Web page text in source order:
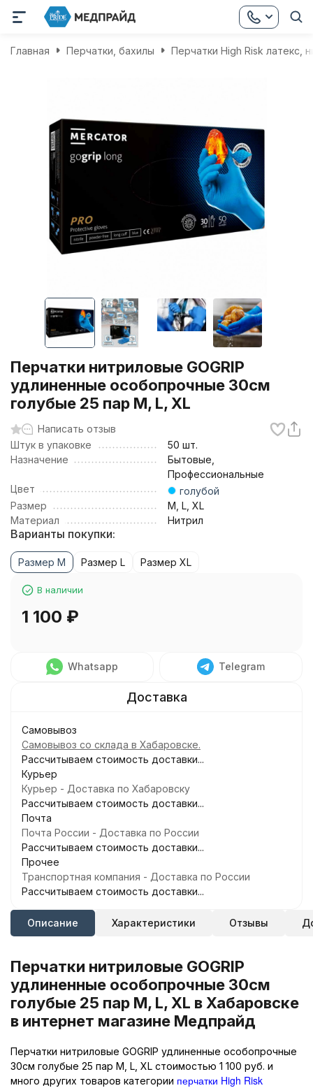
Главная Перчатки, бахилы Перчатки High Risk латекс,
Перчатки нитриловые GOGRIP
удлиненные особопрочные 30см
голубые 25 пар M, L, XL
Написать отзыв
Штук в упаковке
50 шт.
Назначение
Бытовые,
Профессиональные
Цвет
голубой
Размер
M, L, XL
Материал
Нитрил
Варианты покупки:
Размер M Размер L Размер XL
В наличии
1 100 ₽
Whatsapp Telegram
Самовывоз
Самовывоз со склада в Хабаровске.
Рассчитываем стоимость доставки...
Курьер
Курьер - Доставка по Хабаровску
Рассчитываем стоимость доставки...
Почта
Почта России - Доставка по России
Рассчитываем стоимость доставки...
Прочее
Транспортная компания - Доставка по России
Рассчитываем стоимость доставки...
Описание Характеристики Отзывы
Перчатки нитриловые GOGRIP
удлиненные особопрочные 30см
голубые 25 пар M, L, XL в Хабаровске
в интернет магазине Медпрайд
Перчатки нитриловые GOGRIP удлиненные особопрочные
30см голубые 25 пар M, L, XL стоимостью 1 100 руб. и
много других товаров категории перчатки High Risk